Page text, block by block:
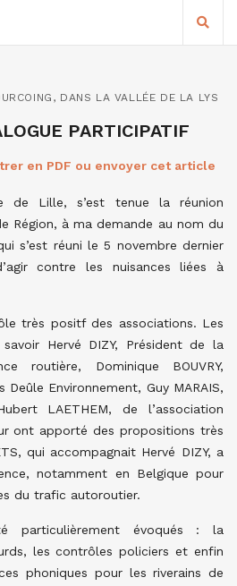
, DANS LA VALLÉE DE LA LYS
PARTICIPATIF
en PDF ou envoyer cet article
de Lille, s’est tenue la réunion
Région, à ma demande au nom du
s’est réuni le 5 novembre dernier
contre les nuisances liées à
très positf des associations. Les
Hervé DIZY, Président de la
routière, Dominique BOUVRY,
Environnement, Guy MARAIS,
LAETHEM, de l’association
ont apporté des propositions très
qui accompagnait Hervé DIZY, a
notamment en Belgique pour
du trafic autoroutier.
particulièrement évoqués : la
les contrôles policiers et enfin
phoniques pour les riverains de